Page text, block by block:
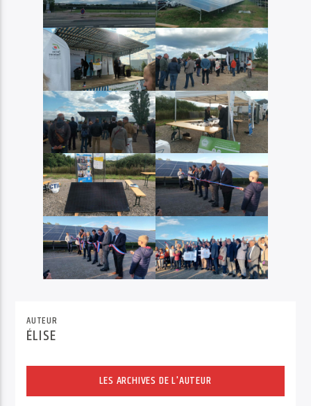
AUTEUR
ÉLISE
LES ARCHIVES DE L'AUTEUR